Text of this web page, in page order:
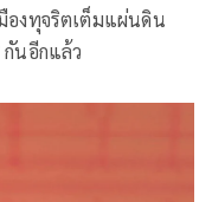
องทุจริตเต็มแผ่นดิน
นอีกแล้ว